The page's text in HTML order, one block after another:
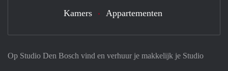
Op Studio Den Bosch vind en verhuur je makkelijk je Studio
Kamers Appartementen